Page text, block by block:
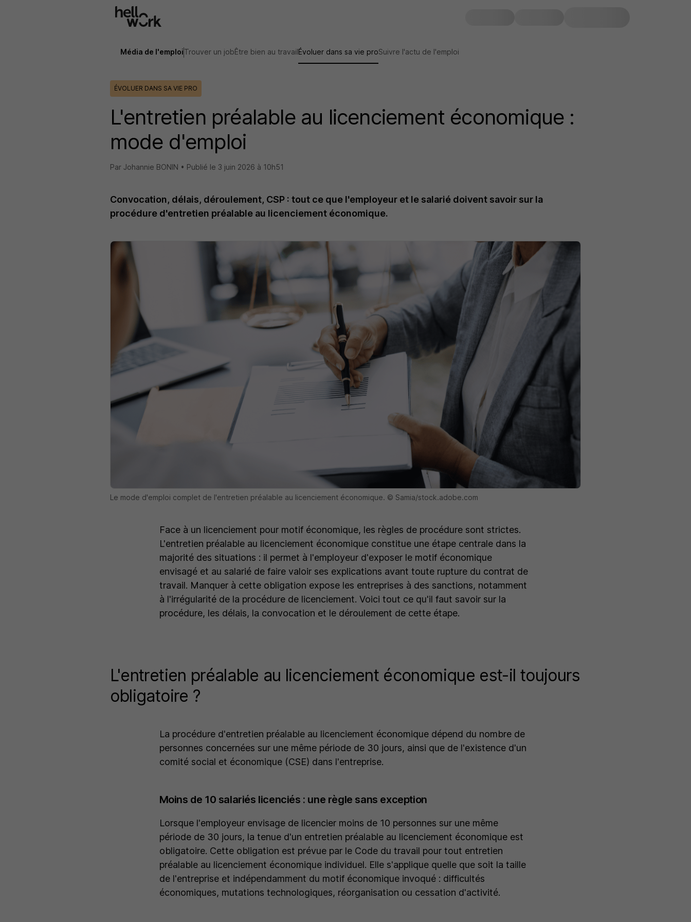
Média de l'emploiTrouver un jobÊtre bien au travailÉvoluer dans sa vie proSuivre l'actu de l'emploi
ÉVOLUER DANS SA VIE PRO
L'entretien préalable au licenciement économique :
mode d'emploi
Par Johannie BONIN • Publié le 3 juin 2026 à 10h51
Convocation, délais, déroulement, CSP : tout ce que l'employeur et le salarié doivent savoir sur la
procédure d'entretien préalable au licenciement économique.
Le mode d'emploi complet de l'entretien préalable au licenciement économique. © Samia/stock.adobe.com
Face à un licenciement pour motif économique, les règles de procédure sont strictes.
L'entretien préalable au licenciement économique constitue une étape centrale dans la
majorité des situations : il permet à l'employeur d'exposer le motif économique
envisagé et au salarié de faire valoir ses explications avant toute rupture du contrat de
travail. Manquer à cette obligation expose les entreprises à des sanctions, notamment
à l'irrégularité de la procédure de licenciement. Voici tout ce qu'il faut savoir sur la
procédure, les délais, la convocation et le déroulement de cette étape.
L'entretien préalable au licenciement économique est-il toujours
obligatoire ?
La procédure d'entretien préalable au licenciement économique dépend du nombre de
personnes concernées sur une même période de 30 jours, ainsi que de l'existence d'un
comité social et économique (CSE) dans l'entreprise.
Moins de 10 salariés licenciés : une règle sans exception
Lorsque l'employeur envisage de licencier moins de 10 personnes sur une même
période de 30 jours, la tenue d'un entretien préalable au licenciement économique est
obligatoire. Cette obligation est prévue par le Code du travail pour tout entretien
préalable au licenciement économique individuel. Elle s'applique quelle que soit la taille
de l'entreprise et indépendamment du motif économique invoqué : difficultés
économiques, mutations technologiques, réorganisation ou cessation d'activité.